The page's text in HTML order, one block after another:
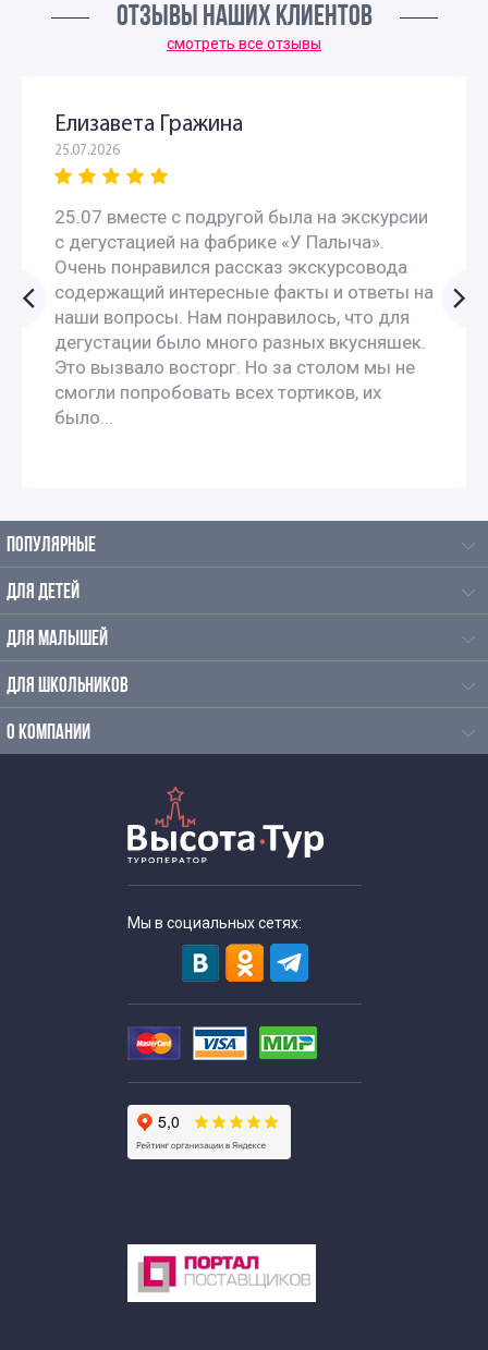
ОТЗЫВЫ НАШИХ КЛИЕНТОВ
смотреть все отзывы
Елизавета Гражина
25.07.2026
25.07 вместе с подругой была на экскурсии
с дегустацией на фабрике «У Палыча».
Очень понравился рассказ экскурсовода
содержащий интересные факты и ответы на
наши вопросы. Нам понравилось, что для
дегустации было много разных вкусняшек.
Это вызвало восторг. Но за столом мы не
смогли попробовать всех тортиков, их
было...
ПОПУЛЯРНЫЕ
ДЛЯ ДЕТЕЙ
ДЛЯ МАЛЫШЕЙ
ДЛЯ ШКОЛЬНИКОВ
О КОМПАНИИ
Мы в социальных сетях: